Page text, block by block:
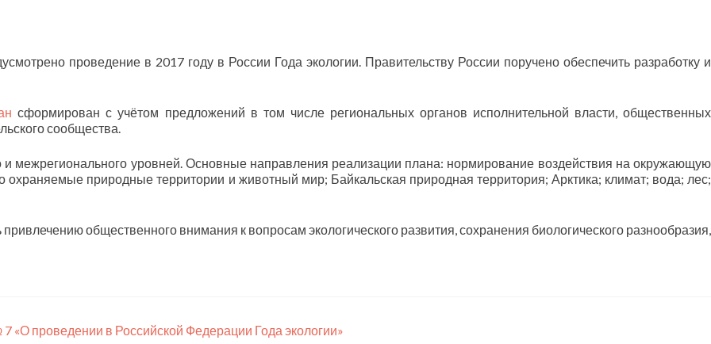
проведение в 2017 году в России Года экологии. Правительству России поручено обеспечить разработку и
сформирован с учётом предложений в том числе региональных органов исполнительной власти, общественных
сообщества.
межрегионального уровней. Основные направления реализации плана: нормирование воздействия на окружающую
природные территории и животный мир; Байкальская природная территория; Арктика; климат; вода; лес;
общественного внимания к вопросам экологического развития, сохранения биологического разнообразия,
«О проведении в Российской Федерации Года экологии»